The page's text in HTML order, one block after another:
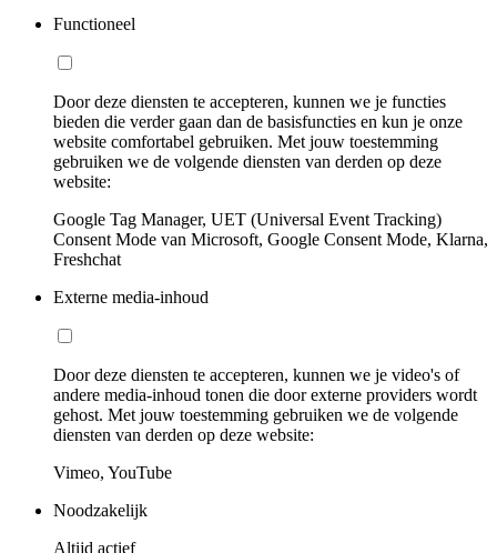
Functioneel
Door deze diensten te accepteren, kunnen we je functies
bieden die verder gaan dan de basisfuncties en kun je onze
website comfortabel gebruiken. Met jouw toestemming
gebruiken we de volgende diensten van derden op deze
website:
Google Tag Manager, UET (Universal Event Tracking)
Consent Mode van Microsoft, Google Consent Mode, Klarna,
Freshchat
Externe media-inhoud
Door deze diensten te accepteren, kunnen we je video's of
andere media-inhoud tonen die door externe providers wordt
gehost. Met jouw toestemming gebruiken we de volgende
diensten van derden op deze website:
Vimeo, YouTube
Noodzakelijk
Altijd actief